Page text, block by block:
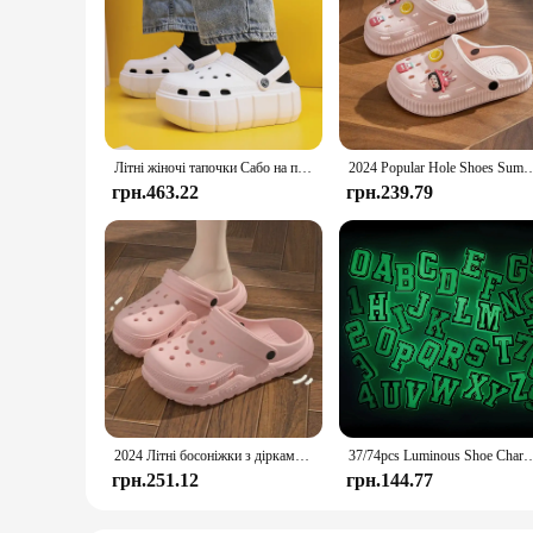
Літні жіночі тапочки Сабо на платформі Взуття для саду на відкритому повітрі Жіночі сандалі для басейну В'єтнамки для ванної кімнати Мюли Жіночі пляжні гірки
грн.463.22
2024 Popular Hole Shoes Summer High Heel Thick Sole
грн.239.79
2024 Літні босоніжки з дірками Домашні повсякденні жіночі тапочки на м’якій підошві Відкриті чоловічі пляжні садові гірки Взуття
грн.251.12
37/74pcs Luminous Shoe Charms for Crocs Jibbitz Bubble Slides
грн.144.77